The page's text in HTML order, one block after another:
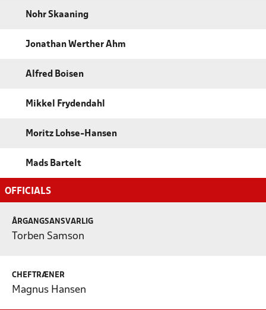
Nohr Skaaning
Jonathan Werther Ahm
Alfred Boisen
Mikkel Frydendahl
Moritz Lohse-Hansen
Mads Bartelt
OFFICIALS
ÅRGANGSANSVARLIG
Torben Samson
CHEFTRÆNER
Magnus Hansen